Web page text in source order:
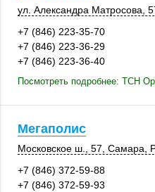
ул. Александра Матросова,
+7 (846) 223-35-70
+7 (846) 223-36-29
+7 (846) 223-36-40
Посмотреть подробнее: ТСН
Мегаполис
Московское ш., 57 Самара
+7 (846) 372-59-88
+7 (846) 372-59-93